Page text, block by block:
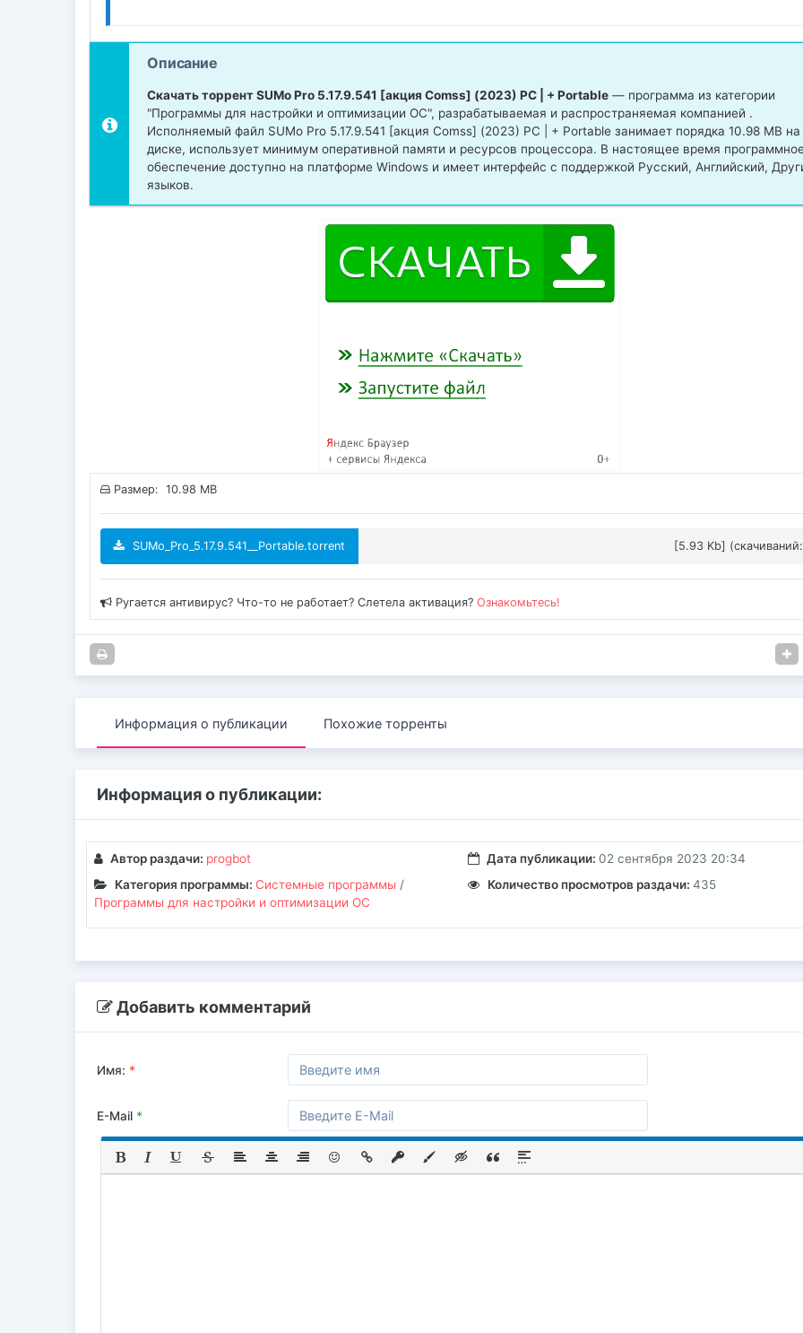
Описание
Скачать торрент SUMo Pro 5.17.9.541 [акция Comss] (2023) PC | + Portable — программа из категории
"Программы для настройки и оптимизации ОС", разрабатываемая и распространяемая компанией .
Исполняемый файл SUMo Pro 5.17.9.541 [акция Comss] (2023) PC | + Portable занимает порядка 10.98 MB на
диске, использует минимум оперативной памяти и ресурсов процессора. В настоящее время
обеспечение доступно на платформе Windows и имеет интерфейс с поддержкой Русский, Английский,
языков.
Размер: 10.98 MB
SUMo_Pro_5.17.9.541__Portable.torrent [5.93 Kb]
Ругается антивирус? Что-то не работает? Слетела активация?Ознакомьтесь!
Информация о публикации Похожие торренты
Информация о публикации:
Автор раздачи: progbot Дата публикации: 02 сентября 2023 20:34
Категория программы: Системные программы /
Программы для настройки и оптимизации ОС
Количество просмотров раздачи: 435
Добавить комментарий
Имя: *
E-Mail *